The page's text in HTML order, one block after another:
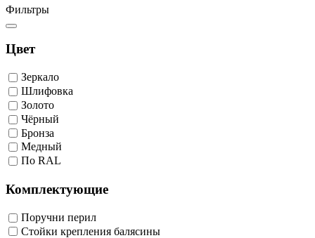
Фильтры
Цвет
Зеркало
Шлифовка
Золото
Чёрный
Бронза
Медный
По RAL
Комплектующие
Поручни перил
Стойки крепления балясины